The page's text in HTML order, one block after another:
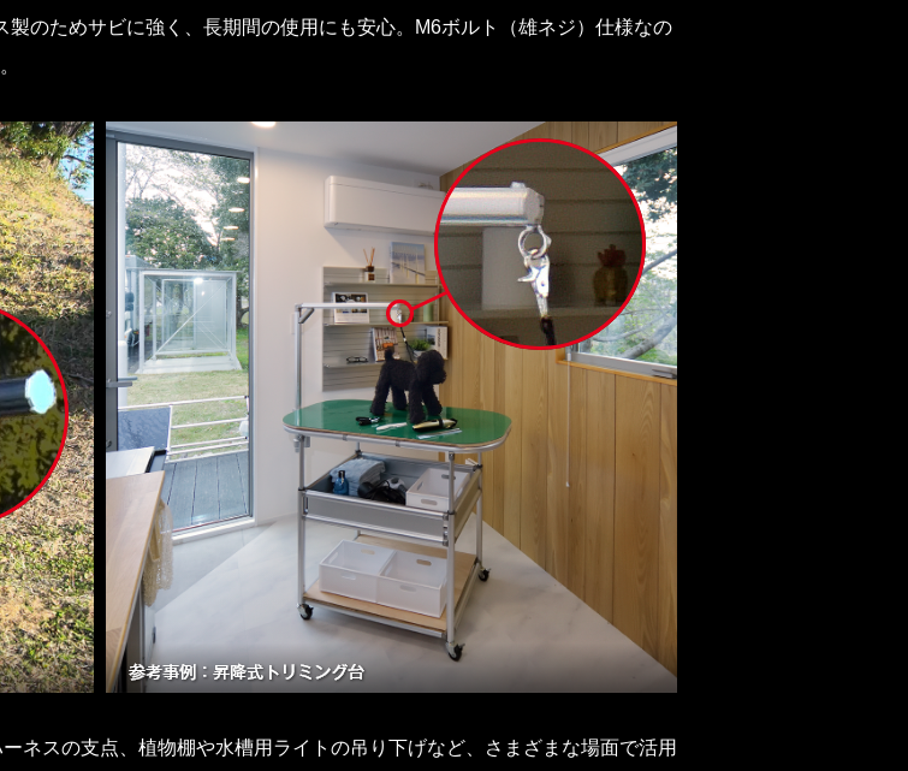
製のためサビに強く、長期間の使用にも安心。M6ボルト（雄ネジ）仕様なの
ネスの支点、植物棚や水槽用ライトの吊り下げなど、さまざまな場面で活用